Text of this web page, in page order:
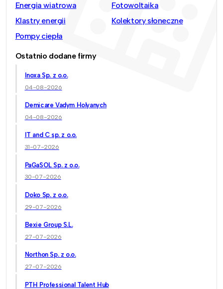
Energia wiatrowa
Fotowoltaika
Klastry energii
Kolektory słoneczne
Pompy ciepła
Ostatnio dodane firmy
Inoxa Sp. z o.o.
04-08-2026
Demicare Vadym Holyanych
04-08-2026
IT and C sp. z o.o.
31-07-2026
PaGaSOL Sp. z o.o.
30-07-2026
Doko Sp. z o.o.
29-07-2026
Bexie Group S.L.
27-07-2026
Northon Sp. z o.o.
27-07-2026
PTH Professional Talent Hub